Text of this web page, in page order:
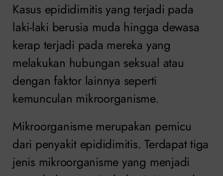
Kasus epididimitis yang terjadi pada
laki-laki berusia muda hingga dewasa
kerap terjadi pada mereka yang
melakukan hubungan seksual atau
dengan faktor lainnya seperti
kemunculan mikroorganisme.
Mikroorganisme merupakan pemicu
dari penyakit epididimitis. Terdapat tiga
jenis mikroorganisme yang menjadi